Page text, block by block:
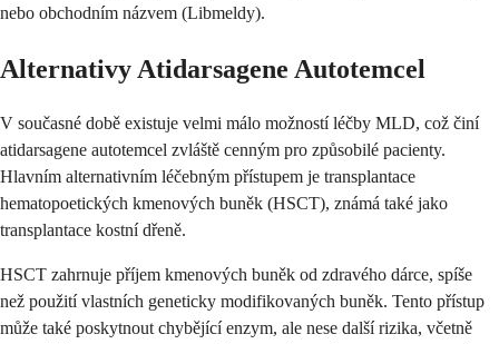
nebo obchodním názvem (Libmeldy).
Alternativy Atidarsagene Autotemcel
V současné době existuje velmi málo možností léčby MLD, což činí
atidarsagene autotemcel zvláště cenným pro způsobilé pacienty.
Hlavním alternativním léčebným přístupem je transplantace
hematopoetických kmenových buněk (HSCT), známá také jako
transplantace kostní dřeně.
HSCT zahrnuje příjem kmenových buněk od zdravého dárce, spíše
než použití vlastních geneticky modifikovaných buněk. Tento přístup
může také poskytnout chybějící enzym, ale nese další rizika, včetně